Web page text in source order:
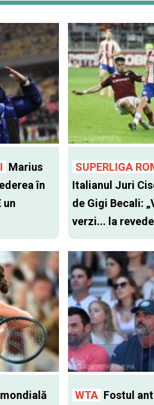
Marius
în
un
SUPERLIGA
Italianul Juri
de Gigi Becali:
verzi... la
WTA Fostul